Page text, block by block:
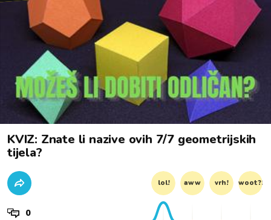
KVIZ: Znate li nazive ovih 7/7 geometrijskih
tijela?
lol! aww vrh! woot?!
0